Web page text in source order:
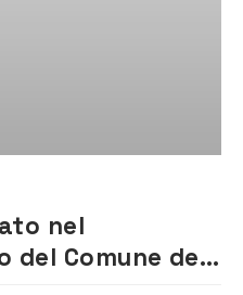
nel
del Comune dei